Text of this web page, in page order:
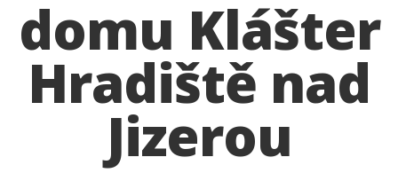
domu Klášter
Hradiště nad
Jizerou